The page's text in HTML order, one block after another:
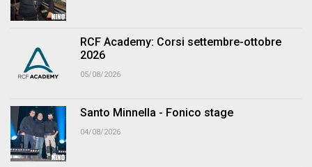
RCF Academy: Corsi settembre-ottobre
2026
05/08/2026
Santo Minnella - Fonico stage
04/08/2026